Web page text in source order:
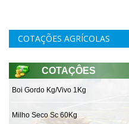
COTAÇÕES AGRÍCOLAS